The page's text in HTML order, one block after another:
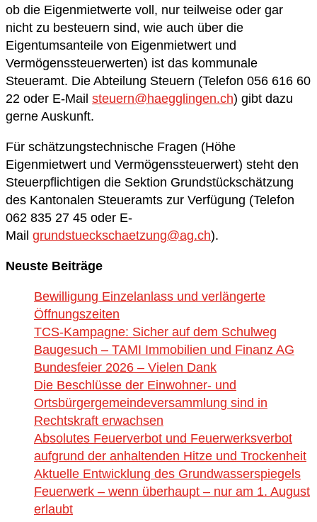
ob die Eigenmietwerte voll, nur teilweise oder gar
nicht zu besteuern sind, wie auch über die
Eigentumsanteile von Eigenmietwert und
Vermögenssteuerwerten) ist das kommunale
Steueramt. Die Abteilung Steuern (Telefon 056 616 60
22 oder E-Mail steuern@haegglingen.ch) gibt dazu
gerne Auskunft.
Für schätzungstechnische Fragen (Höhe
Eigenmietwert und Vermögenssteuerwert) steht den
Steuerpflichtigen die Sektion Grundstückschätzung
des Kantonalen Steueramts zur Verfügung (Telefon
062 835 27 45 oder E-
Mail grundstueckschaetzung@ag.ch).
Neuste Beiträge
Bewilligung Einzelanlass und verlängerte
Öffnungszeiten
TCS-Kampagne: Sicher auf dem Schulweg
Baugesuch – TAMI Immobilien und Finanz AG
Bundesfeier 2026 – Vielen Dank
Die Beschlüsse der Einwohner- und
Ortsbürgergemeindeversammlung sind in
Rechtskraft erwachsen
Absolutes Feuerverbot und Feuerwerksverbot
aufgrund der anhaltenden Hitze und Trockenheit
Aktuelle Entwicklung des Grundwasserspiegels
Feuerwerk – wenn überhaupt – nur am 1. August
erlaubt